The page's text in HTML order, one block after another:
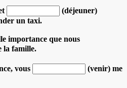
(déjeuner)
un taxi.
importance que nous
la famille.
vous
(venir) me